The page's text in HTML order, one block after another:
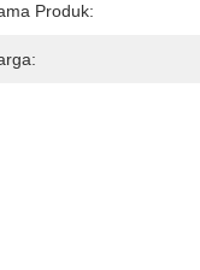
Produk: